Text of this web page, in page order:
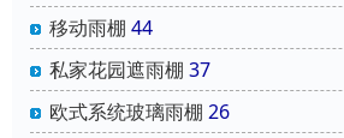
移动雨棚 44
私家花园遮雨棚 37
欧式系统玻璃雨棚 26